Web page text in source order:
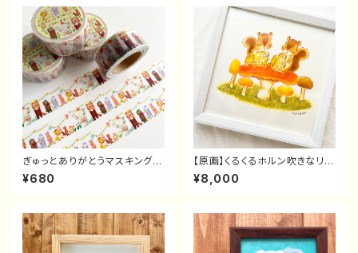
ぎゅっとありがとうマスキングテ
ープ
¥680
【原画】くるくるホルン吹きなリス
さん
¥8,000